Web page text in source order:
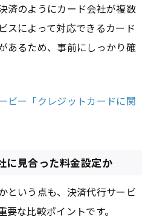
済のようにカード会社が複数
スによって対応できるカード
あるため、事前にしっかり確
ビー「クレジットカードに関
に見合った料金設定か
という点も、決済代行サービ
な比較ポイントです。